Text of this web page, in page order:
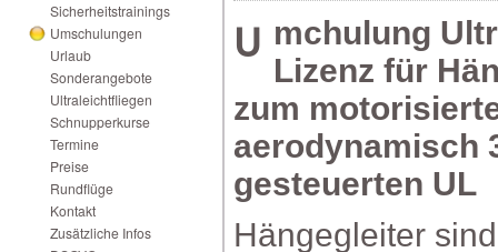
Sicherheitstrainings
Umschulungen
Urlaub
Sonderangebote
Ultraleichtfliegen
Schnupperkurse
Termine
Preise
Rundflüge
Kontakt
ZusätzlicheInfos
UmchulungUltraleicht
gesteuertenUL